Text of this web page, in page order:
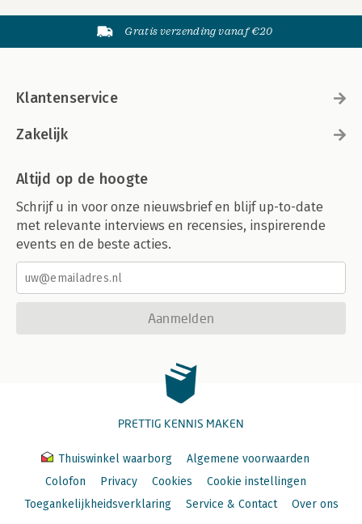
Gratis verzending vanaf €20
Klantenservice
Zakelijk
Altijd op de hoogte
Schrijf u in voor onze nieuwsbrief en blijf up-to-date
met relevante interviews en recensies, inspirerende
events en de beste acties.
Aanmelden
PRETTIG KENNIS MAKEN
Thuiswinkel waarborg
Algemene voorwaarden
Colofon
Privacy Cookies
Cookie instellingen
Toegankelijkheidsverklaring
Service & Contact Over ons